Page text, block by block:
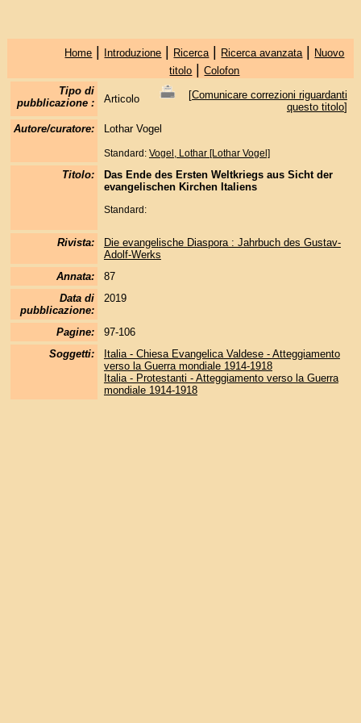
Home | Introduzione | Ricerca | Ricerca avanzata | Nuovo
titolo |Colofon
Tipo di
pubblicazione :
Articolo [Comunicare correzioni riguardanti
questo titolo]
Autore/curatore:
Lothar Vogel
Standard: Vogel, Lothar [Lothar Vogel]
Titolo:
Das Ende des Ersten Weltkriegs aus Sicht der
evangelischen Kirchen Italiens
Standard:
Rivista:
Die evangelische Diaspora : Jahrbuch des Gustav-
Adolf-Werks
Annata:
87
Data di
pubblicazione:
2019
Pagine:
97-106
Soggetti:
Italia - Chiesa Evangelica Valdese - Atteggiamento
verso la Guerra mondiale 1914-1918
Italia - Protestanti - Atteggiamento verso la Guerra
mondiale 1914-1918